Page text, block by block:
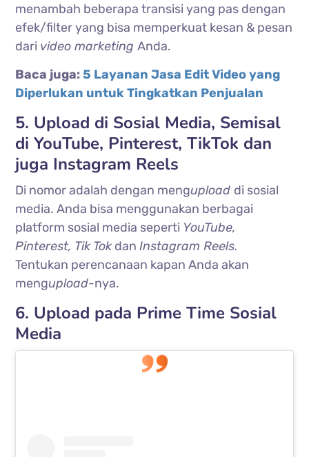
menambah beberapa transisi yang pas dengan
efek/filter yang bisa memperkuat kesan & pesan
dari video marketingAnda.
Baca juga: 5 Layanan Jasa Edit Video yang
Diperlukan untuk Tingkatkan Penjualan
5. Upload di Sosial Media, Semisal
di YouTube, Pinterest, TikTok dan
juga Instagram Reels
Di nomor adalah dengan mengupload di sosial
media. Anda bisa menggunakan berbagai
platform sosial media seperti YouTube,
Pinterest, Tik Tok danInstagram Reels.
Tentukan perencanaan kapan Anda akan
mengupload-nya.
6. Upload pada Prime Time Sosial
Media